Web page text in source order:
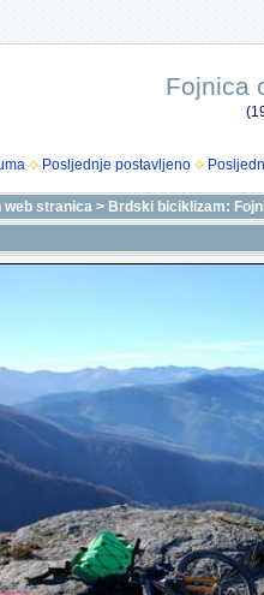
Fojnica
Posljednje postavljeno
web stranica > Brdski biciklizam: